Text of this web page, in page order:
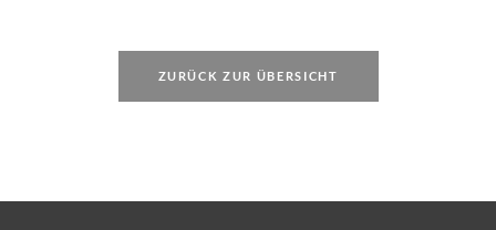
ZURÜCK ZUR ÜBERSICHT